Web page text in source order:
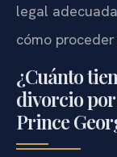
legal
cómo
¿Cuánto
divorcio por
Prince